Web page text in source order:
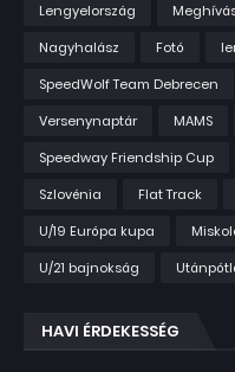
Lengyelország
Nagyhalász
Fotó
SpeedWolf Team Debrecen
Versenynaptár
MAMS
Speedway Friendship Cup
Szlovénia
Flat Track
U/19 Európa kupa
U/21 bajnokság
HAVI ÉRDEKESSÉG